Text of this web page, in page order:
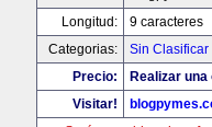
Longitud:
9 caracteres
Categorias:
Sin Clasificar
Precio:
Realizar
Visitar!